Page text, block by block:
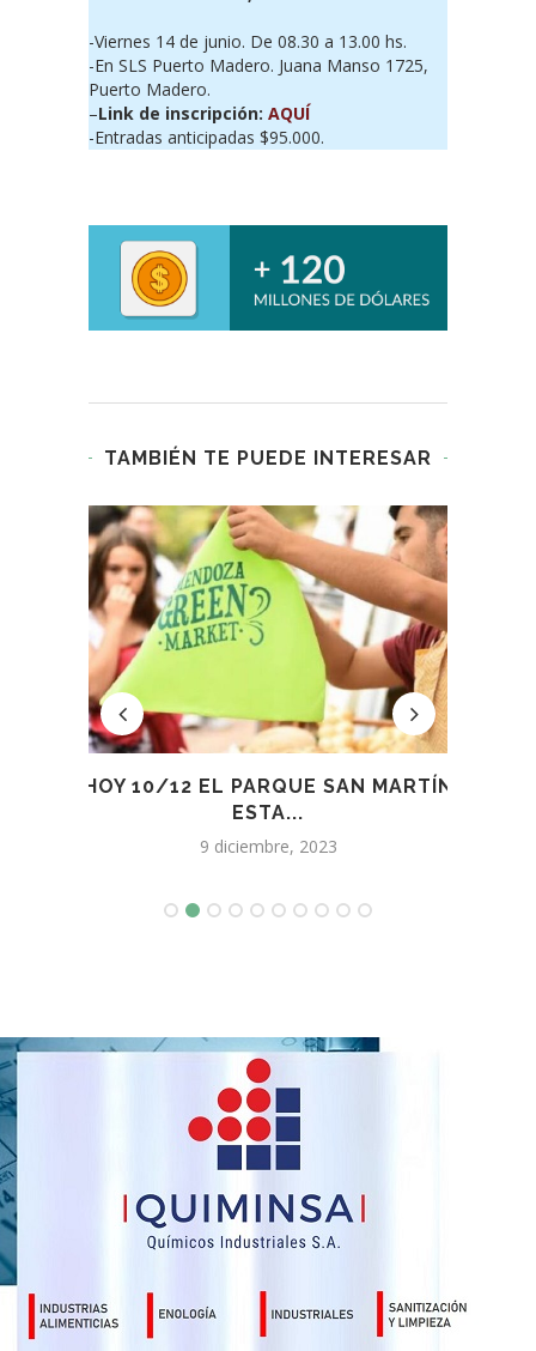
-Viernes 14 de junio. De 08.30 a 13.00 hs.
-En SLS Puerto Madero. Juana Manso 1725,
Puerto Madero.
–Link de inscripción: AQUÍ
-Entradas anticipadas $95.000.
TAMBIÉN TE PUEDE INTERESAR
HOY 10/12 EL PARQUE SAN MARTÍN
ESTA...
9 diciembre, 2023